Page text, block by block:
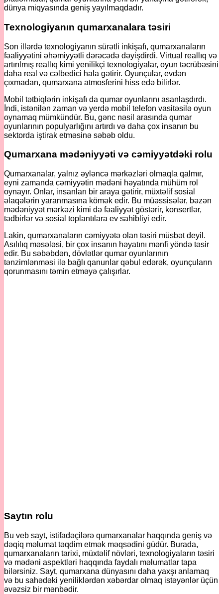
dünya miqyasında geniş yayılmaqdadır.
Texnologiyanın qumarxanalara təsiri
Son illərdə texnologiyanın sürətli inkişafı, qumarxanaların
fəaliyyətini əhəmiyyətli dərəcədə dəyişdirdi. Virtual reallıq və
artırılmış reallıq kimi yenilikçi texnologiyalar, oyun təcrübəsini
daha real və cəlbedici hala gətirir. Oyunçular, evdən
çıxmadan, qumarxana atmosferini hiss edə bilirlər.
Mobil tətbiqlərin inkişafı da qumar oyunlarını asanlaşdırdı.
İndi, istənilən zaman və yerdə mobil telefon vasitəsilə oyun
oynamaq mümkündür. Bu, gənc nəsil arasında qumar
oyunlarının populyarlığını artırdı və daha çox insanın bu
sektorda iştirak etməsinə səbəb oldu.
Qumarxana mədəniyyəti və cəmiyyətdəki rolu
Qumarxanalar, yalnız əyləncə mərkəzləri olmaqla qalmır,
eyni zamanda cəmiyyətin mədəni həyatında mühüm rol
oynayır. Onlar, insanları bir araya gətirir, müxtəlif sosial
əlaqələrin yaranmasına kömək edir. Bu müəssisələr, bəzən
mədəniyyət mərkəzi kimi də fəaliyyət göstərir, konsertlər,
tədbirlər və sosial toplantılara ev sahibliyi edir.
Lakin, qumarxanaların cəmiyyətə olan təsiri müsbət deyil.
Asılılıq məsələsi, bir çox insanın həyatını mənfi yöndə təsir
edir. Bu səbəbdən, dövlətlər qumar oyunlarının
tənzimlənməsi ilə bağlı qanunlar qəbul edərək, oyunçuların
qorunmasını təmin etməyə çalışırlar.
Saytın rolu
Bu veb sayt, istifadəçilərə qumarxanalar haqqında geniş və
dəqiq məlumat təqdim etmək məqsədini güdür. Burada,
qumarxanaların tarixi, müxtəlif növləri, texnologiyaların təsiri
və mədəni aspektləri haqqında faydalı məlumatlar tapa
bilərsiniz. Sayt, qumarxana dünyasını daha yaxşı anlamaq
və bu sahədəki yeniliklərdən xəbərdar olmaq istəyənlər üçün
əvəzsiz bir mənbədir.